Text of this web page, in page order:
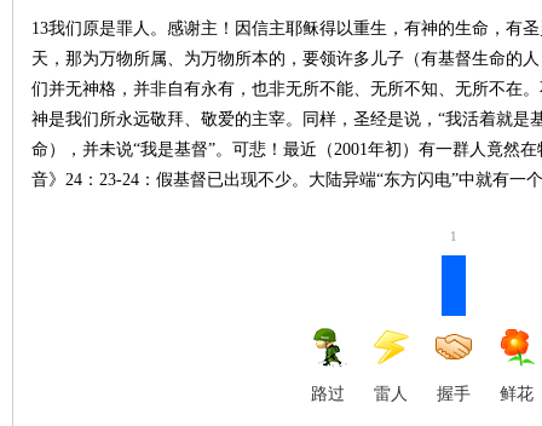
13我们原是罪人。 感谢主！因信主耶稣得以重生， 有神的生命，有
天，那为万物所属、为万物所本的，要领许多儿子（有基督生命的
们并无神格，并非自有永有，也非无所不能、无所不知、无所不在
神是我们所永远敬拜、敬爱的主宰。同样，圣经是说，“我活着就是
命），并未说“我是基督”。可悲！最近（2001年初）有一群人竟然
音》24：23-24：假基督已出现不少。大陆异端“东方闪电”中就有一
路过 雷人
1
握手 鲜花